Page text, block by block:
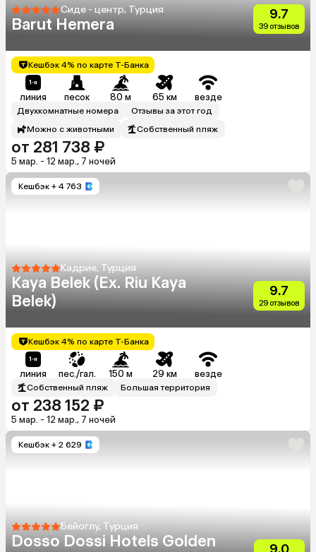
Сиде - центр, Турция
Barut Hemera
9.7
39 отзывов
Кешбэк 4% по карте Т-Банка
линия песок 80 м 65 км везде
Двухкомнатные номера
Отзывы за этот год
Можно с животными
Собственный пляж
от 281 738 ₽
5 мар. - 12 мар., 7 ночей
Кешбэк + 4 763
Кадрие, Турция
Kaya Belek (Ex. Riu Kaya
Belek)
9.7
29 отзывов
Кешбэк 4% по карте Т-Банка
линия пес./гал. 150 м 29 км везде
Собственный пляж Большая территория
от 238 152 ₽
5 мар. - 12 мар., 7 ночей
Кешбэк + 2 629
Бейоглу, Турция
Dosso Dossi Hotels Golden